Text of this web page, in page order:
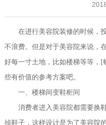
在进行美容院装修的时候，投
不浪费。但是对于美容院来说，
好每一寸土地，比如楼梯等等，
些有价值的参考方案吧。
一、楼梯间变鞋柜间
消费者进入美容院都需要换鞋
掉鞋子，这样设计是为了美容院